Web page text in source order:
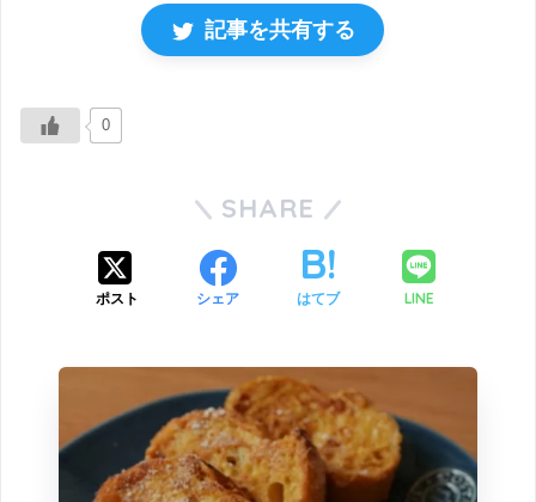
記事を共有する
0
SHARE
ポスト シェア はてブ LINE